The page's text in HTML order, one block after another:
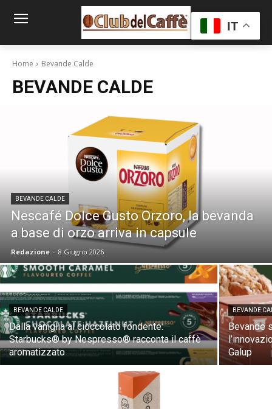
Home Bevande Calde
BEVANDE CALDE
BEVANDE CALDE
Nescafé Dolce Gusto Orzoro, la bevanda
a base di orzo arriva in capsule
Redazione - 8 Giugno 2026
BEVANDE CALDE
Dalla vaniglia al cioccolato fondente:
Starbucks® by Nespresso® racconta il caffè
aromatizzato
BEVANDE
Bevande
Galup
IT